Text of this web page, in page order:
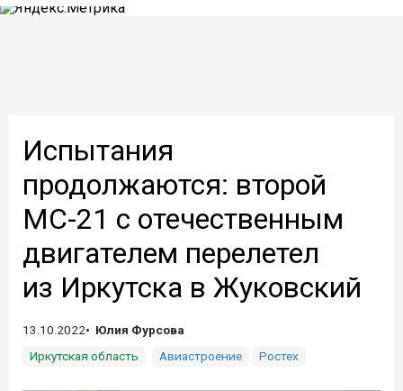
Испытания
продолжаются: второй
МС-21 с отечественным
двигателем перелетел
из Иркутска в Жуковский
13.10.2022
Юлия Фурсова
Иркутская область
Авиастроение Ростех